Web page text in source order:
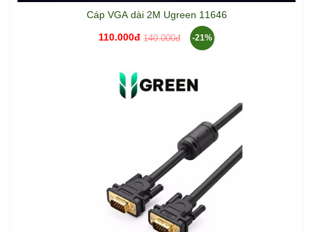
Cáp VGA dài 2M Ugreen 11646
110.000đ 140.000đ -21%